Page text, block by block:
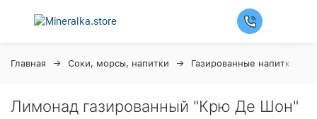
Главная Соки, морсы, напитки Газированные напитки
Лимонад газированный "Крю Де Шон"